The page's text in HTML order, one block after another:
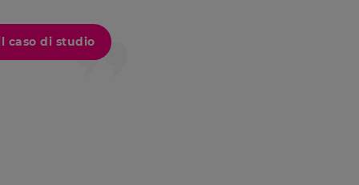
caso di studio